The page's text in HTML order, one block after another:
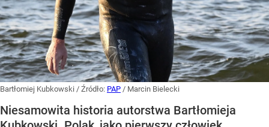
Bartłomiej Kubkowski / Źródło: PAP / Marcin Bielecki
Niesamowita historia autorstwa Bartłomieja